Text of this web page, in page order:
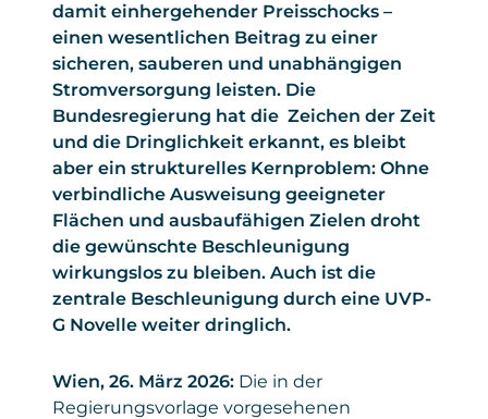
damit einhergehender Preisschocks –
einen wesentlichen Beitrag zu einer
sicheren, sauberen und unabhängigen
Stromversorgung leisten. Die
Bundesregierung hat die Zeichen der Zeit
und die Dringlichkeit erkannt, es bleibt
aber ein strukturelles Kernproblem: Ohne
verbindliche Ausweisung geeigneter
Flächen und ausbaufähigen Zielen droht
die gewünschte Beschleunigung
wirkungslos zu bleiben. Auch ist die
zentrale Beschleunigung durch eine UVP-
G Novelle weiter dringlich.
Wien, 26. März 2026: Die in der
Regierungsvorlage vorgesehenen